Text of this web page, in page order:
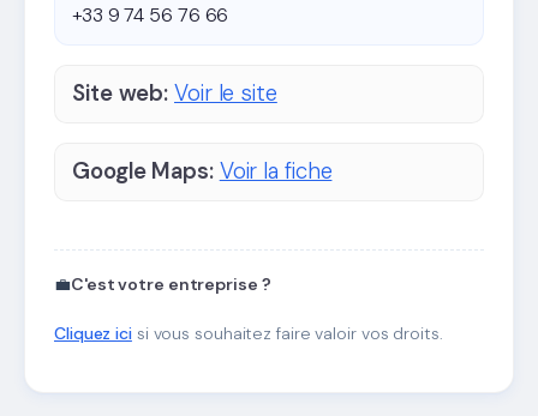
+33 9 74 56 76 66
Site web: Voir le site
Google Maps: Voir la fiche
💼C'est votre entreprise ?
Cliquez icisi vous souhaitez faire valoir vos droits.